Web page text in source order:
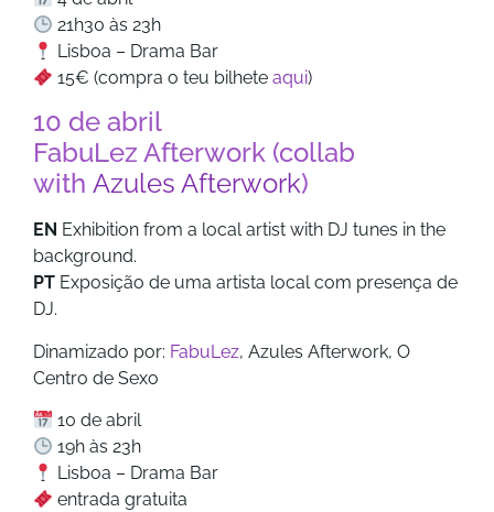
21h30 às 23h
Lisboa – Drama Bar
15€ (compra o teu bilheteaqui)
10 de abril
FabuLez Afterwork (collab
with Azules Afterwork)
EN Exhibition from a local artist with DJ tunes in the
background.
PT Exposição de uma artista local com presença de
DJ.
Dinamizado por: FabuLez, Azules Afterwork, O
Centro de Sexo
10 de abril
19h às 23h
Lisboa – Drama Bar
entrada gratuita